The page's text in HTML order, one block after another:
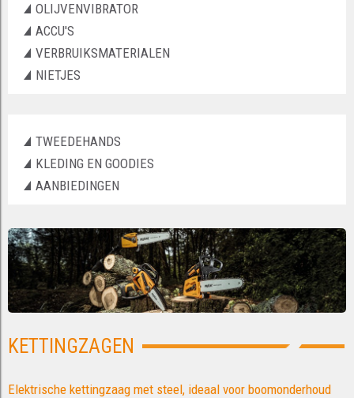
OLIJVENVIBRATOR
ACCU'S
VERBRUIKSMATERIALEN
NIETJES
TWEEDEHANDS
KLEDING EN GOODIES
AANBIEDINGEN
KETTINGZAGEN
Elektrische kettingzaag met steel, ideaal voor boomonderhoud